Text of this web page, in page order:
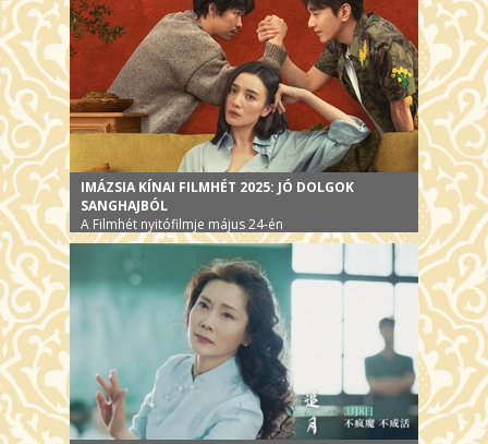
IMÁZSIA KÍNAI FILMHÉT 2025: JÓ DOLGOK
SANGHAJBÓL
A Filmhét nyitófilmje május 24-én